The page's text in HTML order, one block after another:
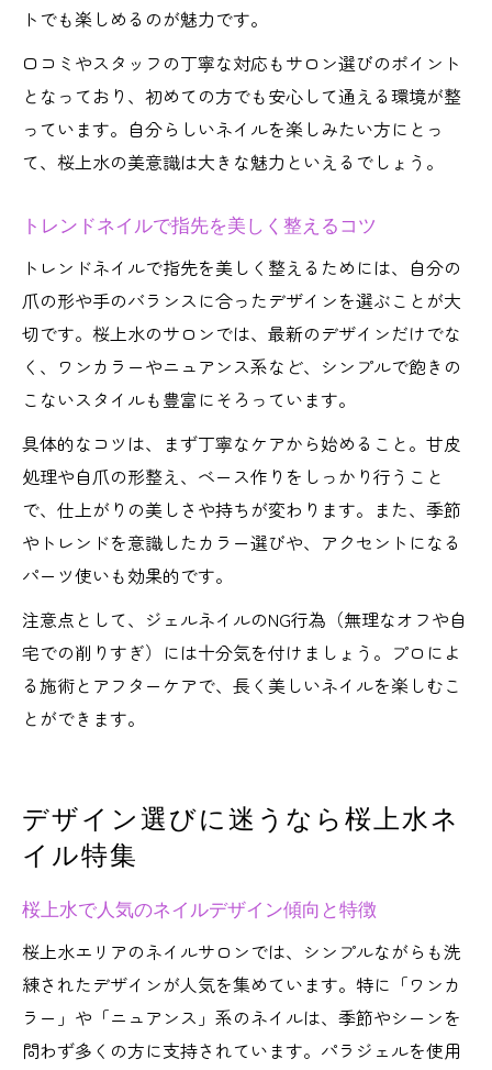
トでも楽しめるのが魅力です。
口コミやスタッフの丁寧な対応もサロン選びのポイント
となっており、初めての方でも安心して通える環境が整
っています。自分らしいネイルを楽しみたい方にとっ
て、桜上水の美意識は大きな魅力といえるでしょう。
トレンドネイルで指先を美しく整えるコツ
トレンドネイルで指先を美しく整えるためには、自分の
爪の形や手のバランスに合ったデザインを選ぶことが大
切です。桜上水のサロンでは、最新のデザインだけでな
く、ワンカラーやニュアンス系など、シンプルで飽きの
こないスタイルも豊富にそろっています。
具体的なコツは、まず丁寧なケアから始めること。甘皮
処理や自爪の形整え、ベース作りをしっかり行うこと
で、仕上がりの美しさや持ちが変わります。また、季節
やトレンドを意識したカラー選びや、アクセントになる
パーツ使いも効果的です。
注意点として、ジェルネイルのNG行為（無理なオフや自
宅での削りすぎ）には十分気を付けましょう。プロによ
る施術とアフターケアで、長く美しいネイルを楽しむこ
とができます。
デザイン選びに迷うなら桜上水ネ
イル特集
桜上水で人気のネイルデザイン傾向と特徴
桜上水エリアのネイルサロンでは、シンプルながらも洗
練されたデザインが人気を集めています。特に「ワンカ
ラー」や「ニュアンス」系のネイルは、季節やシーンを
問わず多くの方に支持されています。パラジェルを使用